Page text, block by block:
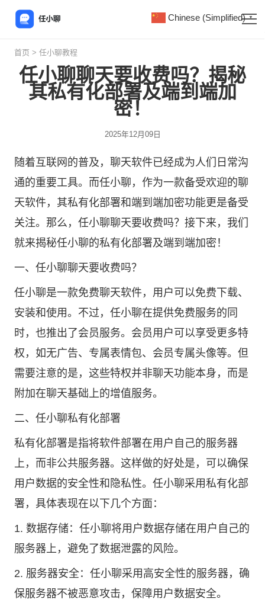
首页 > 任小聊教程
任小聊聊天要收费吗？揭秘
其私有化部署及端到端加
密！
2025年12月09日
随着互联网的普及，聊天软件已经成为人们日常沟
通的重要工具。而任小聊 ，作为一款备受欢迎的聊
天软件，其私有化部署和端到端加密功能更是备受
关注。那么，任小聊聊天要收费吗？接下来，我们
就来揭秘任小聊的私有化部署及端到端加密！
一、任小聊聊天要收费吗？
任小聊是一款免费聊天软件，用户可以免费下载、
安装和使用。不过，任小聊在提供免费服务的同
时，也推出了会员服务。会员用户可以享受更多特
权，如无广告、专属表情包、会员专属头像等。但
需要注意的是，这些特权并非聊天功能本身，而是
附加在聊天基础上的增值服务。
二、任小聊私有化部署
私有化部署是指将软件部署在用户自己的服务器
上，而非公共服务器。这样做的好处是，可以确保
用户数据的安全性和隐私性。任小聊采用私有化部
署，具体表现在以下几个方面：
1. 数据存储：任小聊将用户数据存储在用户自己的
服务器上，避免了数据泄露的风险。
2. 服务器安全：任小聊采用高安全性的服务器，确
保服务器不被恶意攻击，保障用户数据安全。
Chinese (Simplified) ▼